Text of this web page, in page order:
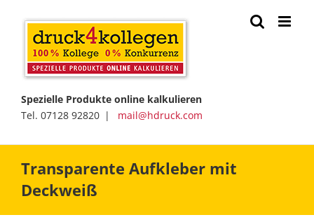
Inhalt
springen
Spezielle Produkte online kalkulieren
Tel. 07128 92820 | mail@hdruck.com
Transparente Aufkleber mit
Deckweiß